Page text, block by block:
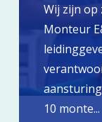
Wij zijn op
Monteur
10 monte...